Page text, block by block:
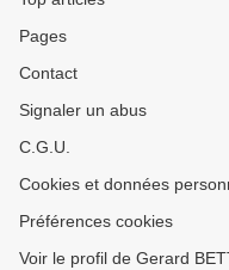
Pages
Contact
Signaler un abus
C.G.U.
Cookies et données
Préférences cookies
Voir le profil de Gerard